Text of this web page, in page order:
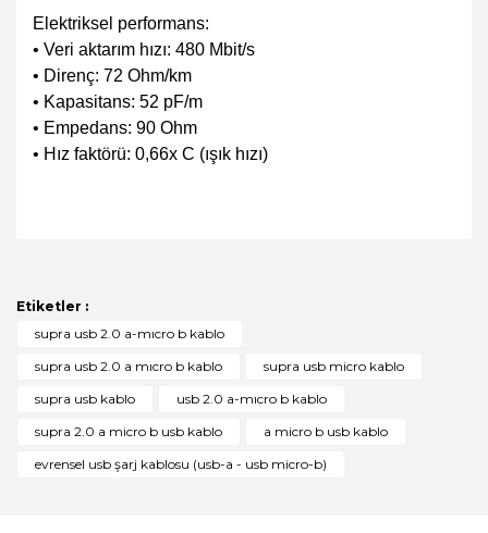
Elektriksel performans:
• Veri aktarım hızı: 480 Mbit/s
• Direnç: 72 Ohm/km
• Kapasitans: 52 pF/m
• Empedans: 90 Ohm
• Hız faktörü: 0,66x C (ışık hızı)
Yorum Yaz
Ürün fiyatı diğer sitelerden daha pahalı.
Bu ürüne benzer farklı alternatifler olmalı.
Etiketler :
supra usb 2.0 a-mıcro b kablo
supra usb 2.0 a mıcro b kablo
supra usb micro kablo
supra usb kablo
usb 2.0 a-mıcro b kablo
supra 2.0 a micro b usb kablo
a micro b usb kablo
evrensel usb şarj kablosu (usb-a - usb micro-b)